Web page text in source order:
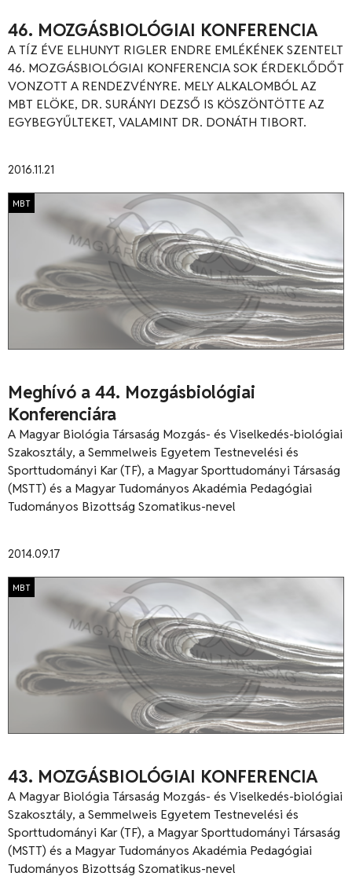
46. MOZGÁSBIOLÓGIAI KONFERENCIA
2016.11.21
A TÍZ ÉVE ELHUNYT RIGLER ENDRE EMLÉKÉNEK SZENTELT
46. MOZGÁSBIOLÓGIAI KONFERENCIA SOK ÉRDEKLŐDŐT
VONZOTT A RENDEZVÉNYRE. MELY ALKALOMBÓL AZ
MBT ELÖKE, DR. SURÁNYI DEZSŐ IS KÖSZÖNTÖTTE AZ
EGYBEGYŰLTEKET, VALAMINT DR. DONÁTH TIBORT.
Meghívó a 44. Mozgásbiológiai
Konferenciára
MBT
2014.09.17
A Magyar Biológia Társaság Mozgás- és Viselkedés-biológiai
Szakosztály, a Semmelweis Egyetem Testnevelési és
Sporttudományi Kar (TF), a Magyar Sporttudományi Társaság
(MSTT) és a Magyar Tudományos Akadémia Pedagógiai
Tudományos Bizottság Szomatikus-nevel
43. MOZGÁSBIOLÓGIAI KONFERENCIA
MBT
A Magyar Biológia Társaság Mozgás- és Viselkedés-biológiai
Szakosztály, a Semmelweis Egyetem Testnevelési és
Sporttudományi Kar (TF), a Magyar Sporttudományi Társaság
(MSTT) és a Magyar Tudományos Akadémia Pedagógiai
Tudományos Bizottság Szomatikus-nevel